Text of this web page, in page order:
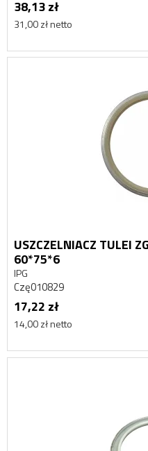
38,13 zł
31,00 zł netto
USZCZELNIACZ TULEI
60*75*6
IPG
Czę010829
17,22 zł
14,00 zł netto